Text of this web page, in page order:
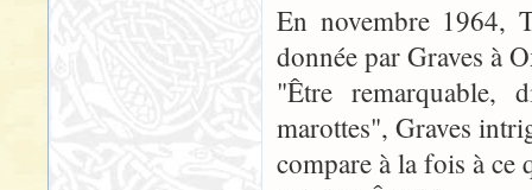
En novembre 1964,
donnée par Graves à
"Être remarquable,
marottes", Graves
compare à la fois à ce